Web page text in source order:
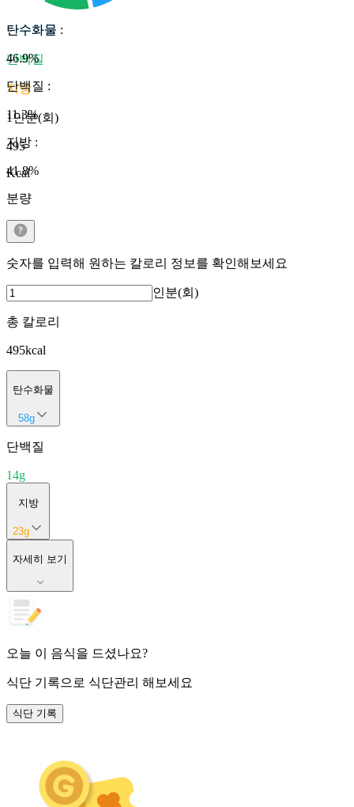
탄수화물
단백질
지방
1인분(회)
495
Kcal
탄수화물 :
46.9%
단백질 :
11.3%
지방 :
41.8%
분량
숫자를 입력해 원하는 칼로리 정보를 확인해보세요
인분(회)
총 칼로리
495kcal
탄수화물
58g
단백질
14g
지방
23g
자세히 보기
오늘 이 음식을 드셨나요?
식단 기록으로 식단관리 해보세요
식단 기록